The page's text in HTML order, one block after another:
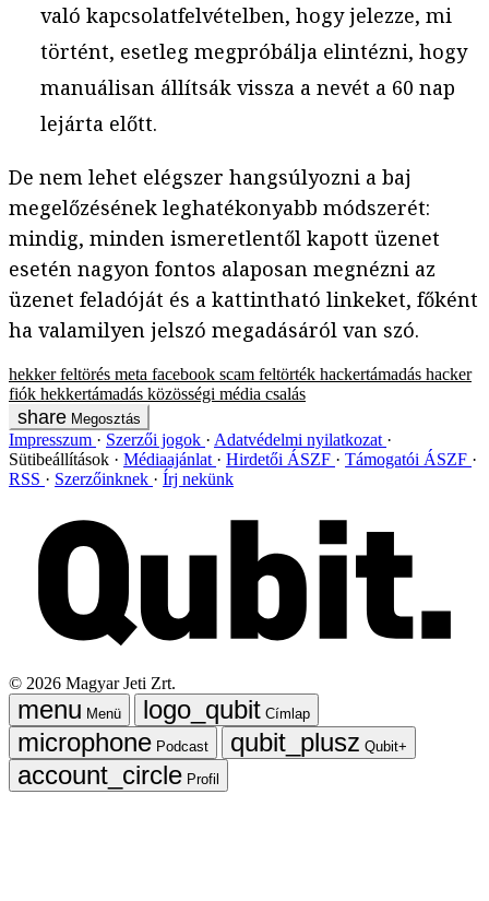
való kapcsolatfelvételben, hogy jelezze, mi
történt, esetleg megpróbálja elintézni, hogy
manuálisan állítsák vissza a nevét a 60 nap
lejárta előtt.
De nem lehet elégszer hangsúlyozni a baj
megelőzésének leghatékonyabb módszerét:
mindig, minden ismeretlentől kapott üzenet
esetén nagyon fontos alaposan megnézni az
üzenet feladóját és a kattintható linkeket, főként
ha valamilyen jelszó megadásáról van szó.
hekker feltörés meta facebook scam feltörték hackertámadás hacker
fiók hekkertámadás közösségi média csalás
Megosztás
Impresszum Szerzői jogok
Adatvédelmi nyilatkozat
Sütibeállítások
Médiaajánlat Hirdetői ÁSZF
Támogatói ÁSZF
RSS
Szerzőinknek Írj nekünk
© 2026 Magyar Jeti Zrt.
Menü
Címlap
Podcast
Qubit+
Profil